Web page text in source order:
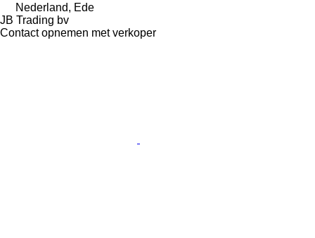
Nederland, Ede
JB Trading bv
Contact opnemen met verkoper